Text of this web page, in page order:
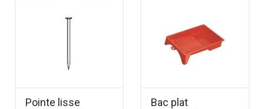
Pointe lisse
Bac plat